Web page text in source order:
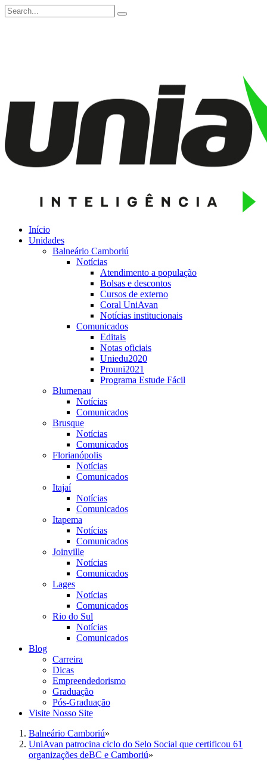
Início
Unidades
Balneário Camboriú
Notícias
Atendimento a população
Bolsas e descontos
Cursos de externo
Coral UniAvan
Notícias institucionais
Comunicados
Editais
Notas oficiais
Uniedu2020
Prouni2021
Programa Estude Fácil
Blumenau
Notícias
Comunicados
Brusque
Notícias
Comunicados
Florianópolis
Notícias
Comunicados
Itajaí
Notícias
Comunicados
Itapema
Notícias
Comunicados
Joinville
Notícias
Comunicados
Lages
Notícias
Comunicados
Rio do Sul
Notícias
Comunicados
Blog
Carreira
Dicas
Empreendedorismo
Graduação
Pós-Graduação
Visite Nosso Site
Balneário Camboriú»
UniAvan patrocina ciclo do Selo Social que certificou 61
organizações deBC e Camboriú»